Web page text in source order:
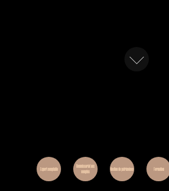
Expert comptable
Commissariat aux
Gestion de patrimoines Formation